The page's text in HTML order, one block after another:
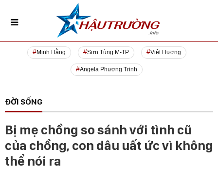
Minh Hằng Sơn Tùng M-TP Việt Hương
Angela Phương Trinh
ĐỜI SỐNG
Bị mẹ chồng so sánh với tình cũ
của chồng, con dâu uất ức vì không
thể nói ra